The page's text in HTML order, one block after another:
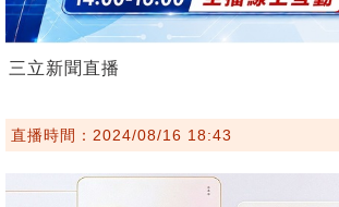
三立新聞直播
直播時間：2024/08/16 18:43